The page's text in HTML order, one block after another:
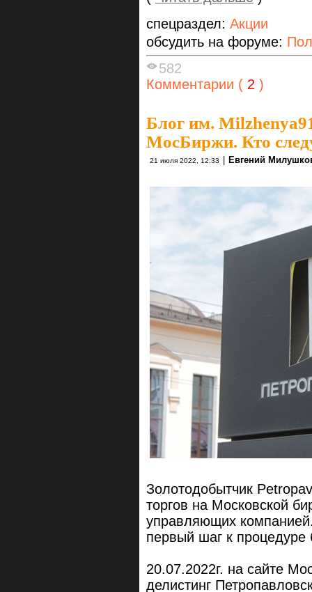
спецраздел: Акции
обсудить на форуме:
582
Комментарии ( 2 )
Блог им.
МосБиржи. Кто
21 июля 2022, 12:33 Евгений
Золотодобытчик
торгов на Московской
управляющих
первый шаг к процедуре
20.07.2022г. на сайте
делистинг